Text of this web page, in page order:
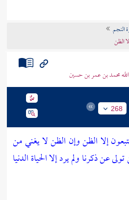
النجم
الظن
محمد بن عمر بن حسين
268
إلا الظن وإن الظن لا يغني من
عن ذكرنا ولم يرد إلا الحياة الدنيا